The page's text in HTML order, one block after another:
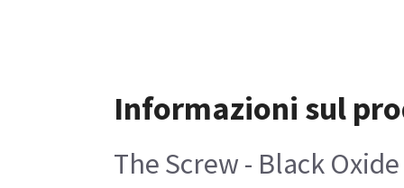
Informazioni sul
The Screw - Black